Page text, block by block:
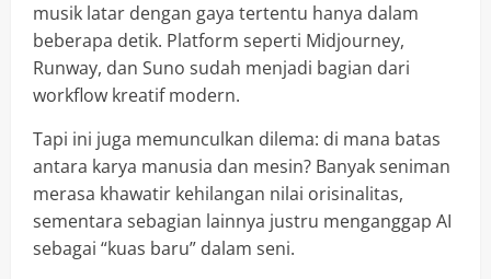
musik latar dengan gaya tertentu hanya dalam
beberapa detik. Platform seperti Midjourney,
Runway, dan Suno sudah menjadi bagian dari
workflow kreatif modern.
Tapi ini juga memunculkan dilema: di mana batas
antara karya manusia dan mesin? Banyak seniman
merasa khawatir kehilangan nilai orisinalitas,
sementara sebagian lainnya justru menganggap AI
sebagai “kuas baru” dalam seni.